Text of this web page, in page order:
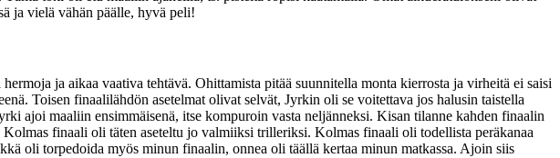
ja vielä vähän päälle, hyvä peli!
ja aikaa vaativa tehtävä. Ohittamista pitää suunnitella monta kierrosta ja virheitä ei saisi
Toisen finaalilähdön asetelmat olivat selvät, Jyrkin oli se voitettava jos halusin taistella
ajoi maaliin ensimmäisenä, itse kompuroin vasta neljänneksi. Kisan tilanne kahden finaalin
finaali oli täten aseteltu jo valmiiksi trilleriksi. Kolmas finaali oli todellista peräkanaa
oli torpedoida myös minun finaalin, onnea oli täällä kertaa minun matkassa. Ajoin siis